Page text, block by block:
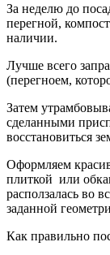
За неделю до
перегной,
наличии.
Лучше всего
(перегноем,
Затем
сделанными
восстановиться
Оформляем
плиткой или
расползалась во
заданной
Как правильно